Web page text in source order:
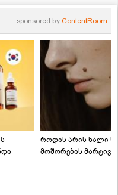
sponsored by ContentRoom
როდის არის ხალი
მოშორების